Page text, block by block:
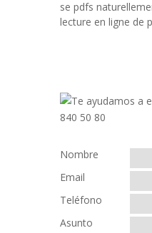
se pdfs
lecture en ligne de
Nombre
Email
Teléfono
Asunto